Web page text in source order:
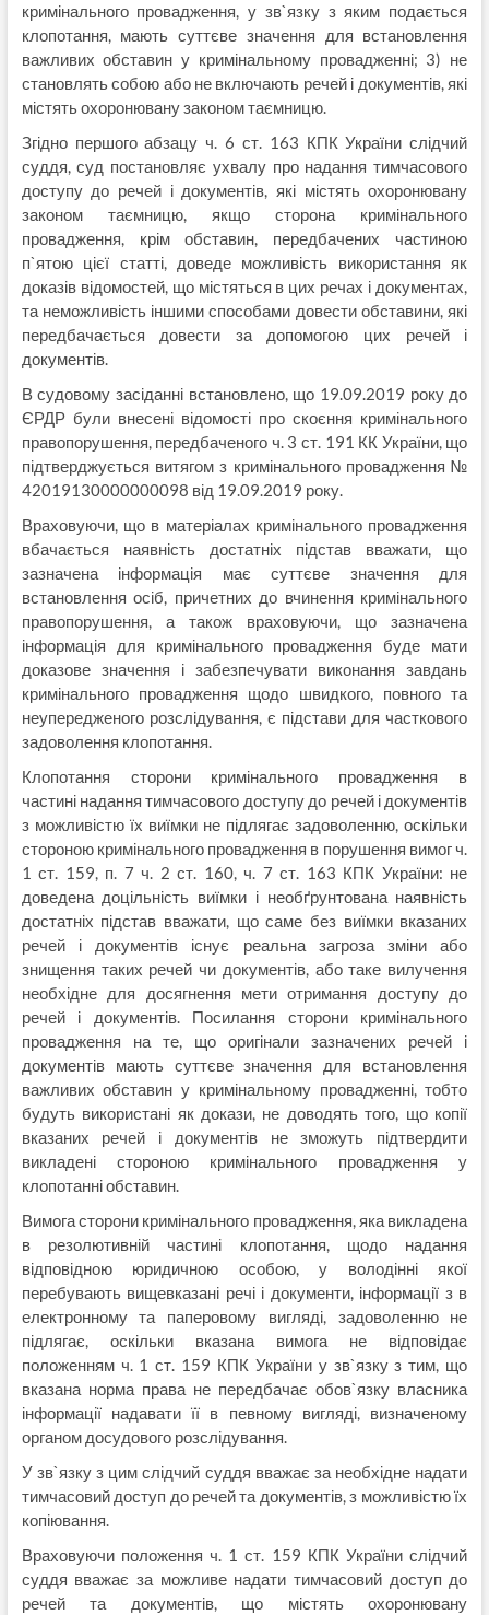
кримінального провадження, у зв`язку з яким подається
клопотання, мають суттєве значення для встановлення
важливих обставин у кримінальному провадженні; 3) не
становлять собою або не включають речей і документів, які
містять охоронювану законом таємницю.
Згідно першого абзацу ч. 6 ст. 163 КПК України слідчий
суддя, суд постановляє ухвалу про надання тимчасового
доступу до речей і документів, які містять охоронювану
законом таємницю, якщо сторона кримінального
провадження, крім обставин, передбачених частиною
п`ятою цієї статті, доведе можливість використання як
доказів відомостей, що містяться в цих речах і документах,
та неможливість іншими способами довести обставини, які
передбачається довести за допомогою цих речей і
документів.
В судовому засіданні встановлено, що 19.09.2019 року до
ЄРДР були внесені відомості про скоєння кримінального
правопорушення, передбаченого ч. 3 ст. 191 КК України, що
підтверджується витягом з кримінального провадження №
42019130000000098 від 19.09.2019 року.
Враховуючи, що в матеріалах кримінального провадження
вбачається наявність достатніх підстав вважати, що
зазначена інформація має суттєве значення для
встановлення осіб, причетних до вчинення кримінального
правопорушення, а також враховуючи, що зазначена
інформація для кримінального провадження буде мати
доказове значення і забезпечувати виконання завдань
кримінального провадження щодо швидкого, повного та
неупередженого розслідування, є підстави для часткового
задоволення клопотання.
Клопотання сторони кримінального провадження в
частині надання тимчасового доступу до речей і документів
з можливістю їх виїмки не підлягає задоволенню, оскільки
стороною кримінального провадження в порушення вимог ч.
1 ст. 159, п. 7 ч. 2 ст. 160, ч. 7 ст. 163 КПК України: не
доведена доцільність виїмки і необґрунтована наявність
достатніх підстав вважати, що саме без виїмки вказаних
речей і документів існує реальна загроза зміни або
знищення таких речей чи документів, або таке вилучення
необхідне для досягнення мети отримання доступу до
речей і документів. Посилання сторони кримінального
провадження на те, що оригінали зазначених речей і
документів мають суттєве значення для встановлення
важливих обставин у кримінальному провадженні, тобто
будуть використані як докази, не доводять того, що копії
вказаних речей і документів не зможуть підтвердити
викладені стороною кримінального провадження у
клопотанні обставин.
Вимога сторони кримінального провадження, яка викладена
в резолютивній частині клопотання, щодо надання
відповідною юридичною особою, у володінні якої
перебувають вищевказані речі і документи, інформації з в
електронному та паперовому вигляді, задоволенню не
підлягає, оскільки вказана вимога не відповідає
положенням ч. 1 ст. 159 КПК України у зв`язку з тим, що
вказана норма права не передбачає обов`язку власника
інформації надавати її в певному вигляді, визначеному
органом досудового розслідування.
У зв`язку з цим слідчий суддя вважає за необхідне надати
тимчасовий доступ до речей та документів, з можливістю їх
копіювання.
Враховуючи положення ч. 1 ст. 159 КПК України слідчий
суддя вважає за можливе надати тимчасовий доступ до
речей та документів, що містять охоронювану